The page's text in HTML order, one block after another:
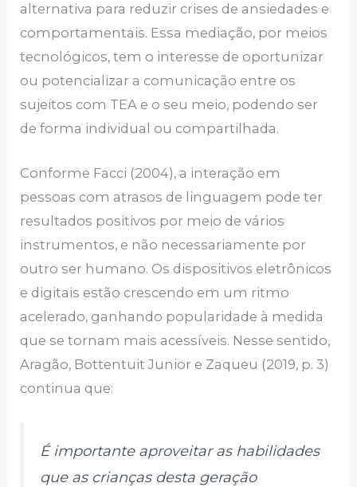
alternativa para reduzir crises de ansiedades e
comportamentais. Essa mediação, por meios
tecnológicos, tem o interesse de oportunizar
ou potencializar a comunicação entre os
sujeitos com TEA e o seu meio, podendo ser
de forma individual ou compartilhada.
Conforme Facci (2004), a interação em
pessoas com atrasos de linguagem pode ter
resultados positivos por meio de vários
instrumentos, e não necessariamente por
outro ser humano. Os dispositivos eletrônicos
e digitais estão crescendo em um ritmo
acelerado, ganhando popularidade à medida
que se tornam mais acessíveis. Nesse sentido,
Aragão, Bottentuit Junior e Zaqueu (2019, p. 3)
continua que:
É importante aproveitar as habilidades
que as crianças desta geração